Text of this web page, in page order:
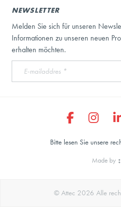
NEWSLETTER
Melden Sie sich für unseren
Informationen zu unseren neuen
erhalten möchten.
Made by
© Attec 2026 Alle
Bitte lesen Sie unsere